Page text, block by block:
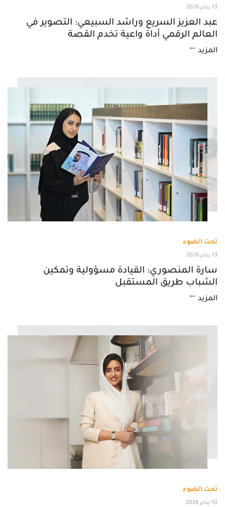
13 يناير 2026
عبد العزيز السريع وراشد السبيعي: التصوير في
العالم الرقمي أداة واعية تخدم القصة
المزيد
تحت الضوء
13 يناير 2026
سارة المنصوري: القيادة مسؤولية وتمكين
الشباب طريق المستقبل
المزيد
تحت الضوء
10 يناير 2026